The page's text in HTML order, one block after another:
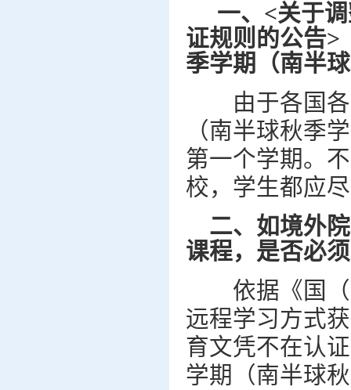
一、<关于
证规则的公告>
季学期（南半
由于各国各
（南半球秋季
第一个学期。
校，学生都应
二、如境外
课程，是否必
依据《国
远程学习方式
育文凭不在认
学期（南半球